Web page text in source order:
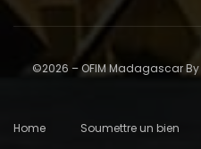
©2026 – OFIM Madagascar By
Home Soumettre un bien